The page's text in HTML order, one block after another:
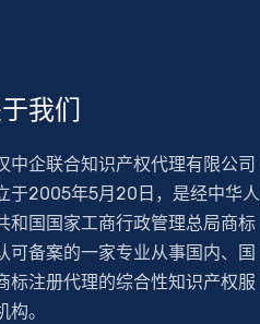
我们
中企联合知识产权代理有限公司
于2005年5月20日，是经中华人
和国国家工商行政管理总局商标
可备案的一家专业从事国内、国
标注册代理的综合性知识产权服
构。